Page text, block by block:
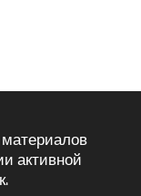
материалов
активной